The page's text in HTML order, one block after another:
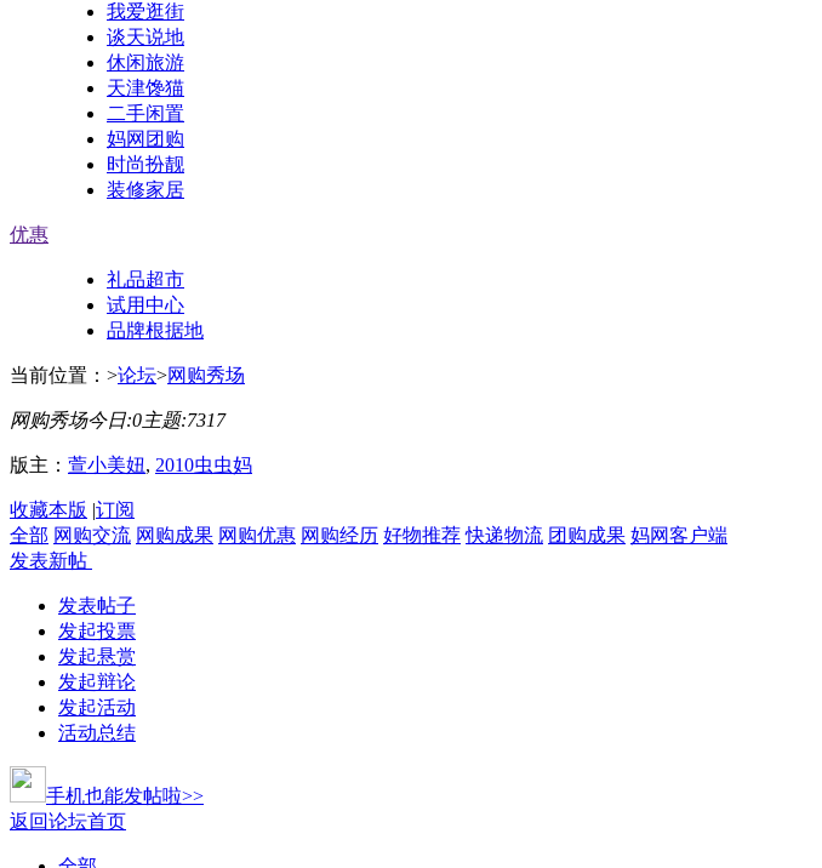
我爱逛街
谈天说地
休闲旅游
天津馋猫
二手闲置
妈网团购
时尚扮靓
装修家居
优惠
礼品超市
试用中心
品牌根据地
当前位置： >论坛>网购秀场
网购秀场今日:0主题:7317
版主： 萱小美妞, 2010虫虫妈
收藏本版 |订阅
全部 网购交流 网购成果 网购优惠 网购经历 好物推荐 快递物流 团购成果 妈网客户端
发表新帖
发表帖子
发起投票
发起悬赏
发起辩论
发起活动
活动总结
手机也能发帖啦>>
返回论坛首页